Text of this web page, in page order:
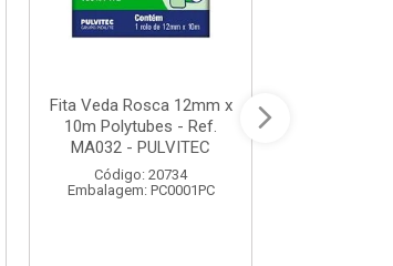
Fita Veda Rosca 12mm x
10m Polytubes - Ref.
MA032 - PULVITEC
Código: 20734
Embalagem: PC0001PC